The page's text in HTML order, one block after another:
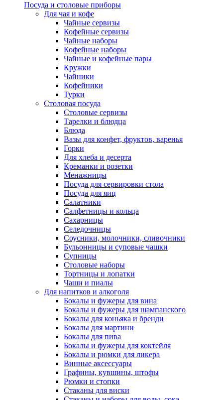
Посуда и столовые приборы
Для чая и кофе
Чайные сервизы
Кофейные сервизы
Чайные наборы
Кофейные наборы
Чайные и кофейные пары
Кружки
Чайники
Кофейники
Турки
Столовая посуда
Столовые сервизы
Тарелки и блюдца
Блюда
Вазы для конфет, фруктов, варенья
Горки
Для хлеба и десерта
Креманки и розетки
Менажницы
Посуда для сервировки стола
Посуда для яиц
Салатники
Салфетницы и кольца
Сахарницы
Селедочницы
Соусники, молочники, сливочники
Бульонницы и суповые чашки
Супницы
Столовые наборы
Тортницы и лопатки
Чаши и пиалы
Для напитков и алкоголя
Бокалы и фужеры для вина
Бокалы и фужеры для шампанского
Бокалы для коньяка и бренди
Бокалы для мартини
Бокалы для пива
Бокалы и фужеры для коктейля
Бокалы и рюмки для ликера
Винные аксессуары
Графины, кувшины, штофы
Рюмки и стопки
Стаканы для виски